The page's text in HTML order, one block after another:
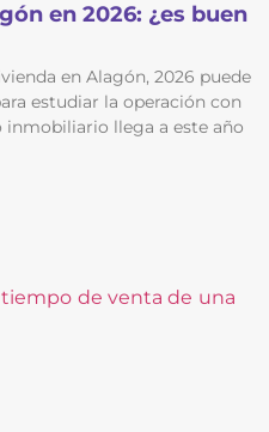
en 2026: ¿es buen
en Alagón, 2026 puede
estudiar la operación con
llega a este año